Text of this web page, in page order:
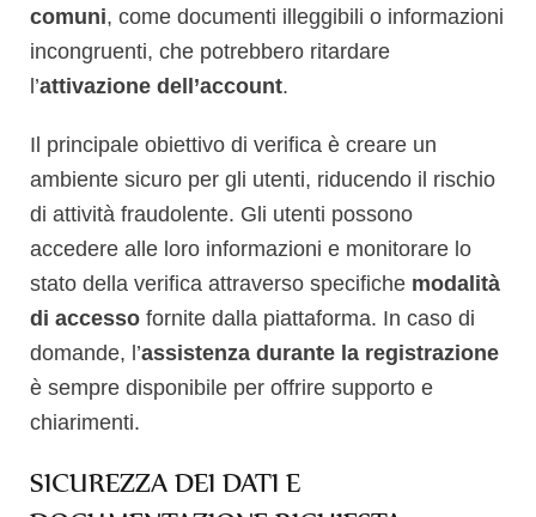
comuni, come documenti illeggibili o informazioni
incongruenti, che potrebbero ritardare
l’attivazione dell’account.
Il principale obiettivo di verifica è creare un
ambiente sicuro per gli utenti, riducendo il rischio
di attività fraudolente. Gli utenti possono
accedere alle loro informazioni e monitorare lo
stato della verifica attraverso specifiche modalità
di accesso fornite dalla piattaforma. In caso di
domande, l’assistenza durante la registrazione
è sempre disponibile per offrire supporto e
chiarimenti.
SICUREZZA DEI DATI E